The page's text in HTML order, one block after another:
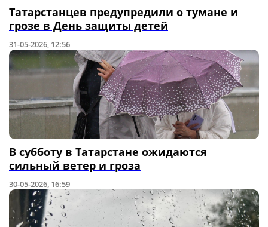
Татарстанцев предупредили о тумане и
грозе в День защиты детей
31-05-2026, 12:56
В субботу в Татарстане ожидаются
сильный ветер и гроза
30-05-2026, 16:59